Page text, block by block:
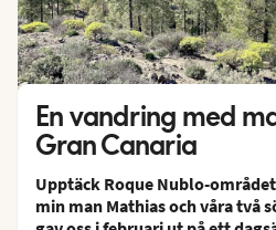
En vandring med
Gran Canaria
Upptäck Roque Nublo-
min man Mathias och våra två